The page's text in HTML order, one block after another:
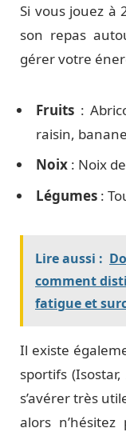
Si vous jouez à
son repas
gérer votre
Fruits :
raisin, banane
Noix : Noix
Légumes :
Lire aussi :
comment
fatigue et
Il existe
sportifs
s’avérer très
alors